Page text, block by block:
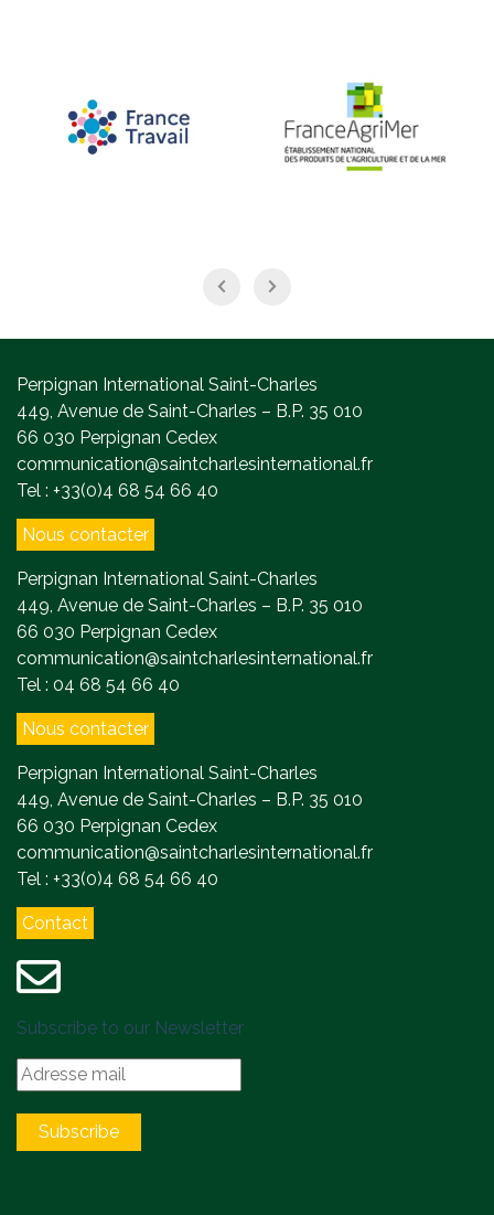
Perpignan International Saint-Charles
449, Avenue de Saint-Charles – B.P. 35 010
66 030 Perpignan Cedex
communication@saintcharlesinternational.fr
Tel : +33(0)4 68 54 66 40
Nous contacter
Perpignan International Saint-Charles
449, Avenue de Saint-Charles – B.P. 35 010
66 030 Perpignan Cedex
communication@saintcharlesinternational.fr
Tel : 04 68 54 66 40
Nous contacter
Perpignan International Saint-Charles
449, Avenue de Saint-Charles – B.P. 35 010
66 030 Perpignan Cedex
communication@saintcharlesinternational.fr
Tel : +33(0)4 68 54 66 40
Contact
Subscribe to our Newsletter
Subscribe